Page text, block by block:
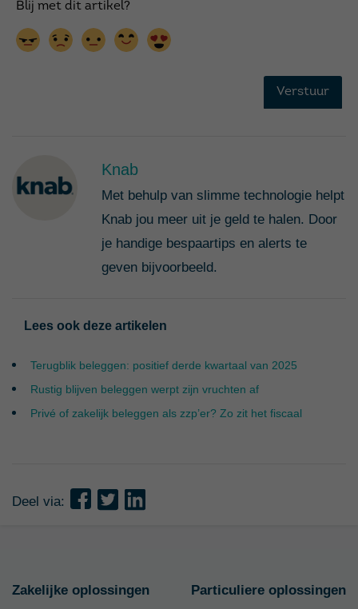
Knab
Met behulp van slimme technologie helpt
Knab jou meer uit je geld te halen. Door
je handige bespaartips en alerts te
geven bijvoorbeeld.
Lees ook deze artikelen
Terugblik beleggen: positief derde kwartaal van 2025
Rustig blijven beleggen werpt zijn vruchten af
Privé of zakelijk beleggen als zzp’er? Zo zit het fiscaal
Deel via:
Zakelijke oplossingen Particuliere oplossingen